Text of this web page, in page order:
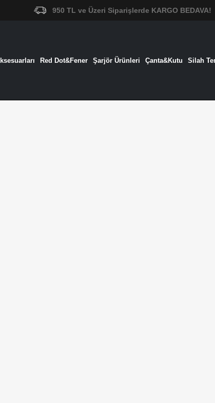
950 TL ve Üzeri Siparişlerde KARGO BEDAVA!
Red Dot&Fener Şarjör Ürünleri Çanta&Kutu Silah